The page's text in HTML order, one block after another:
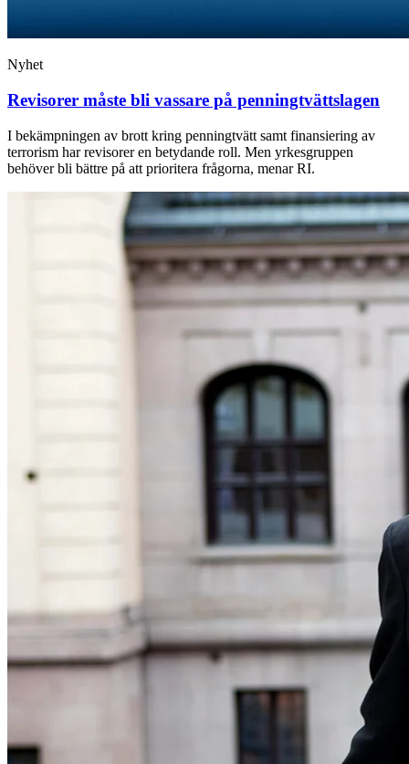
Nyhet
Revisorer måste bli vassare på penningtvättslagen
I bekämpningen av brott kring penningtvätt samt finansiering av
terrorism har revisorer en betydande roll. Men yrkesgruppen
behöver bli bättre på att prioritera frågorna, menar RI.